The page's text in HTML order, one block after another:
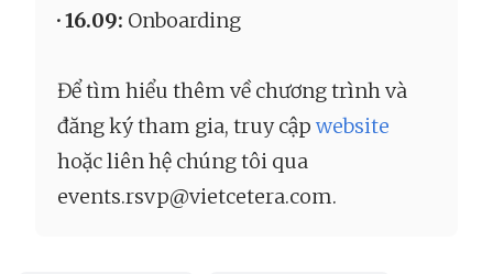
· 16.09: Onboarding
Để tìm hiểu thêm về chương trình và
đăng ký tham gia, truy cập website
hoặc liên hệ chúng tôi qua
events.rsvp@vietcetera.com.